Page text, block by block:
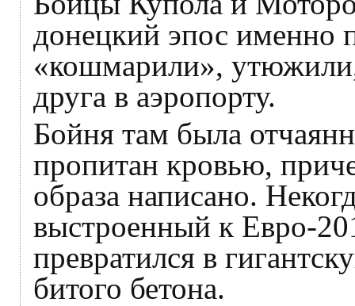
донецкий эпос именно
«кошмарили»,
друга в аэропорту.
Бойня там была
пропитан кровью,
образа написано.
выстроенный к Евро-
превратился в
битого бетона.